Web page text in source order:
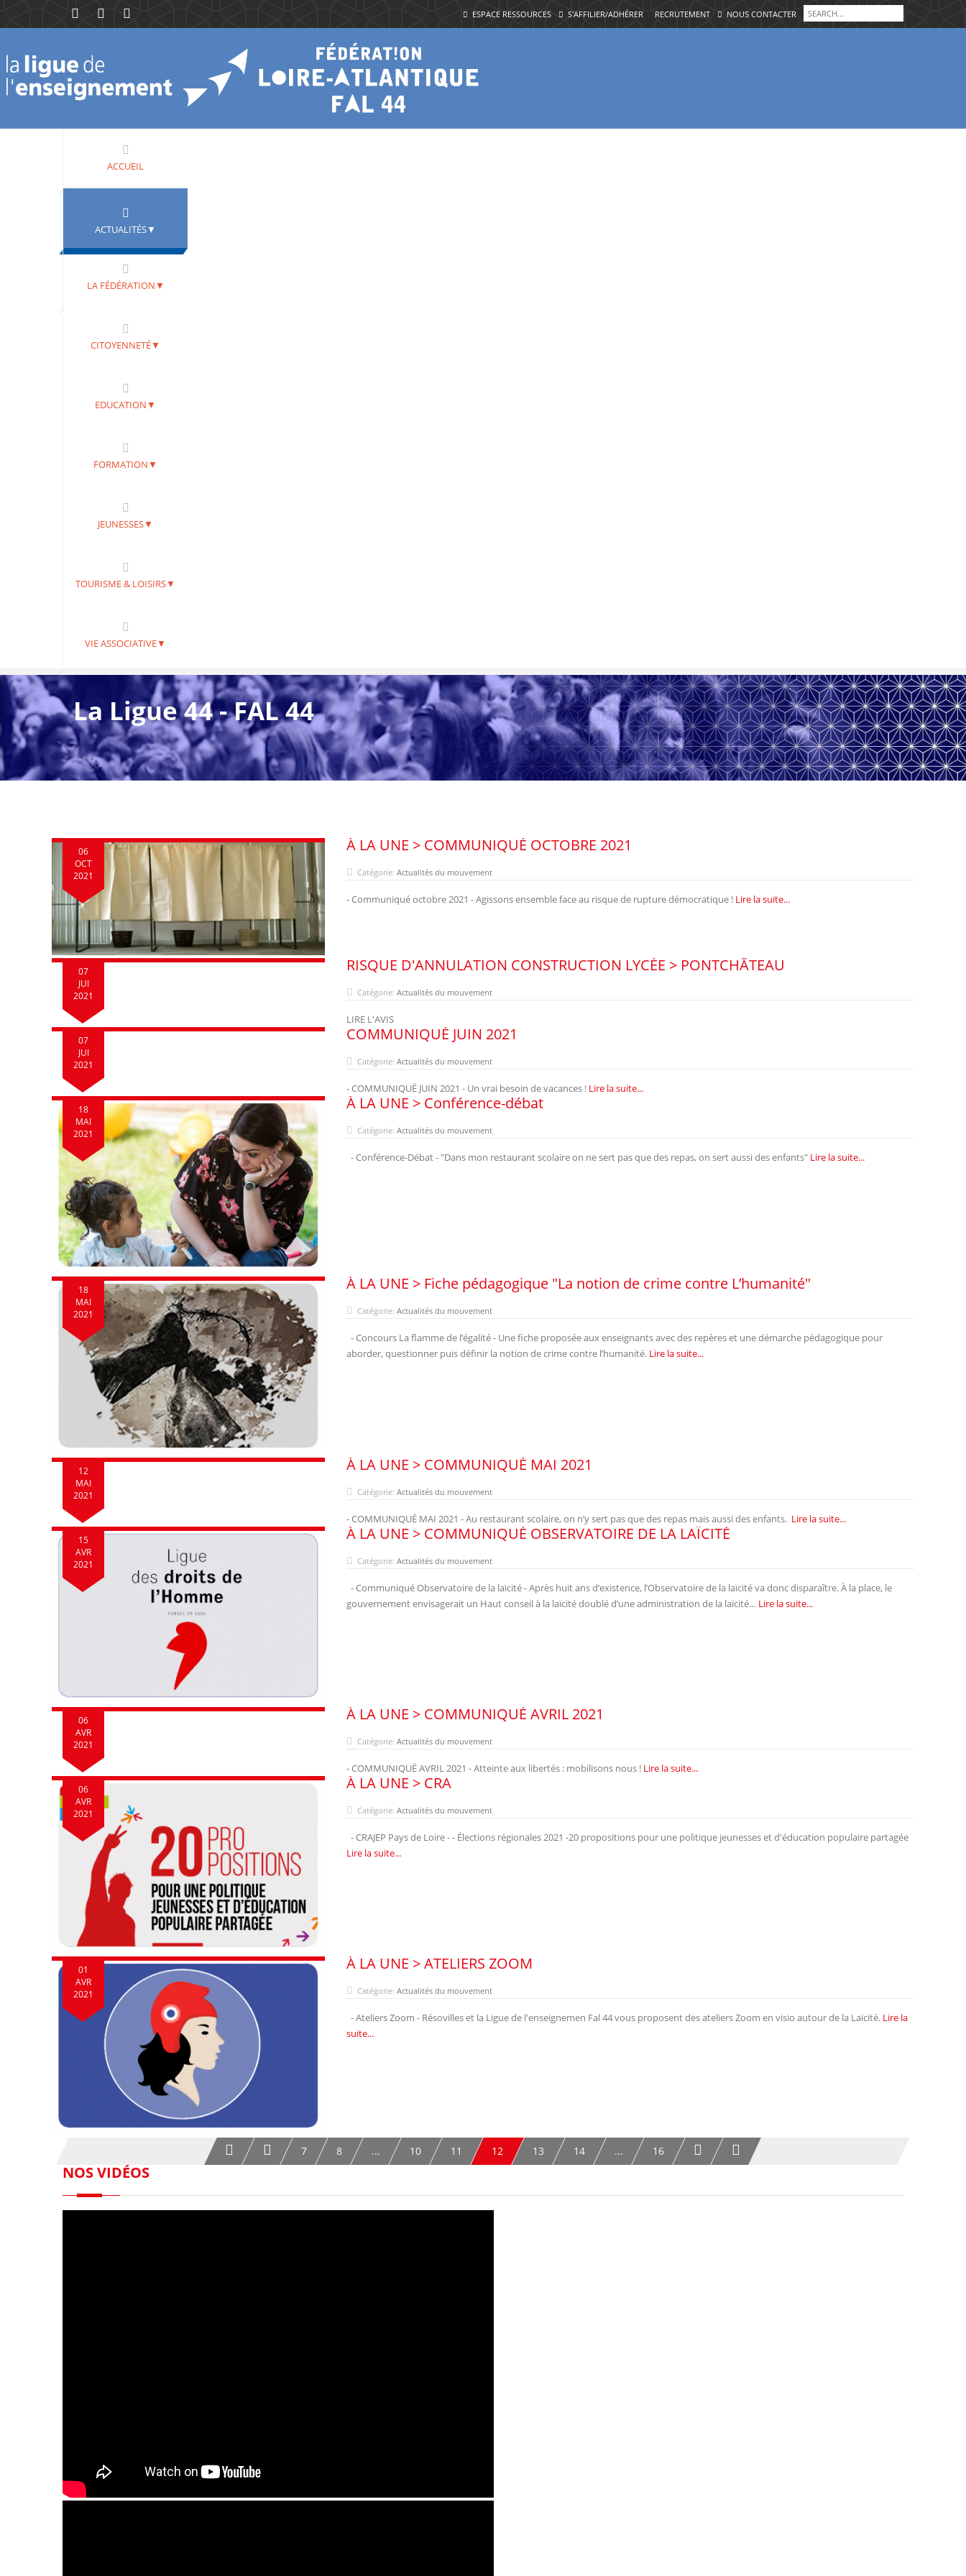
ESPACE RESSOURCES S'AFFILIER/ADHÉRER RECRUTEMENT NOUS CONTACTER
ACCUEIL
ACTUALITÉS▼
LA FÉDÉRATION▼
CITOYENNETÉ▼
Campagne Laïcité annuelle
Ressources Laïcité
Journée de formations-actions SECD
Exposition "La France e(s)t moi"
Les actions du réseauCampagne de mobilisation
Podcast TMTC
EDUCATION▼
Le CDAL 44
Nos interventions en milieu scolaire
Laïcité à l'école
Racisme et discriminations
Solidarités internationales
Campagne - Liré
Ville - Nantes
Lutte contre le décrochage scolaire
Médiation par les pairs
Restauration scolaire
FORMATION▼
CQP Animateur.rice Sportif
BPJEPS MAPS éducateur.trice sportif.ve
BPJEPS ASEC - Animateur.trice socio-culturel
Catalogue Pause Méridienne
PSC - Secourisme
BAFA - Animateur.rice de colos
JEUNESSES▼
Junior Association
Portraits de volontaires
TOURISME & LOISIRS▼
En groupe à la Turmelière
Group'AVélo
En groupe en Pays de la Loire
Projet éducatif de la Ligue
UNAT Pays de la Loire
Aides au départ en vacancesDécouvrir Vacances Pour Tous
Réserver sa colo en ligne
Colos apprenantes
Partir avec Vacances Passion
Réserver ses vacances en ligne
VIE ASSOCIATIVE▼
Réseau sportif UFOLEPCRVA de Loire-Atlantique
Formations LFL
Devenir bénévole
Projections
La Ligue 44 - FAL 44
06
OCT
2021
À LA UNE > COMMUNIQUÉ OCTOBRE 2021
Catégorie: Actualités du mouvement
- Communiqué octobre 2021 - Agissons ensemble face au risque de rupture démocratique ! Lire la suite...
07
JUI
2021
RISQUE D'ANNULATION CONSTRUCTION LYCÉE > PONTCHÂTEAU
Catégorie: Actualités du mouvement
LIRE L'AVIS
07
JUI
2021
COMMUNIQUÉ JUIN 2021
Catégorie: Actualités du mouvement
- COMMUNIQUÉ JUIN 2021 - Un vrai besoin de vacances ! Lire la suite...
18
MAI
2021
À LA UNE > Conférence-débat
Catégorie: Actualités du mouvement
- Conférence-Débat - "Dans mon restaurant scolaire on ne sert pas que des repas, on sert aussi des enfants" Lire la suite...
18
MAI
2021
À LA UNE > Fiche pédagogique "La notion de crime contre L’humanité"
Catégorie: Actualités du mouvement
- Concours La flamme de l’égalité - Une fiche proposée aux enseignants avec des repères et une démarche pédagogique pour
aborder, questionner puis définir la notion de crime contre l’humanité. Lire la suite...
12
MAI
2021
À LA UNE > COMMUNIQUÉ MAI 2021
Catégorie: Actualités du mouvement
- COMMUNIQUÉ MAI 2021 - Au restaurant scolaire, on n’y sert pas que des repas mais aussi des enfants. Lire la suite...
15
AVR
2021
À LA UNE > COMMUNIQUÉ OBSERVATOIRE DE LA LAÏCITÉ
Catégorie: Actualités du mouvement
- Communiqué Observatoire de la laïcité - Après huit ans d’existence, l’Observatoire de la laïcité va donc disparaître. À la place, le
gouvernement envisagerait un Haut conseil à la laïcité doublé d’une administration de la laïcité… Lire la suite...
06
AVR
2021
À LA UNE > COMMUNIQUÉ AVRIL 2021
Catégorie: Actualités du mouvement
- COMMUNIQUÉ AVRIL 2021 - Atteinte aux libertés : mobilisons nous ! Lire la suite...
06
AVR
2021
À LA UNE > CRA
Catégorie: Actualités du mouvement
- CRAJEP Pays de Loire - - Élections régionales 2021 -20 propositions pour une politique jeunesses et d'éducation populaire partagée
Lire la suite...
01
AVR
2021
À LA UNE > ATELIERS ZOOM
Catégorie: Actualités du mouvement
- Ateliers Zoom - Résovilles et la Ligue de l'enseignemen Fal 44 vous proposent des ateliers Zoom en visio autour de la Laïcité. Lire la
suite...
7 8 ... 10 11 12 13 14 ... 16
NOS VIDÉOS